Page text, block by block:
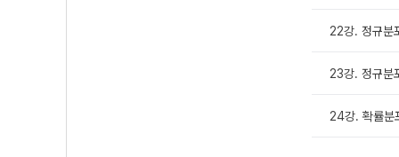
22강. 정규분
23강. 정규분
24강. 확률분